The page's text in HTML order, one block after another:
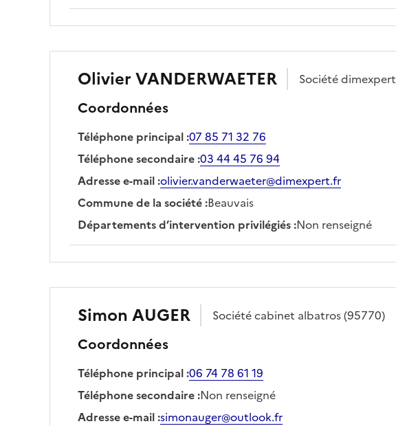
OlivierVANDERWAETER Sociétédimexpert
Coordonnées
Téléphone principal:07 85 71 32 76
Téléphone secondaire:03 44 45 76 94
Adresse e-mail:olivier.vanderwaeter@dimexpert.fr
Commune de la société:Beauvais
Départements d’intervention privilégiés:Non renseigné
SimonAUGER Sociétécabinet albatros(95770)
Coordonnées
Téléphone principal:06 74 78 61 19
Téléphone secondaire:Non renseigné
Adresse e-mail:simonauger@outlook.fr